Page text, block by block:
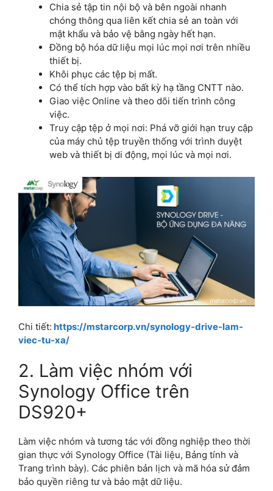
Chia sẻ tập tin nội bộ và bên ngoài nhanh
chóng thông qua liên kết chia sẻ an toàn với
mật khẩu và bảo vệ bằng ngày hết hạn.
Đồng bộ hóa dữ liệu mọi lúc mọi nơi trên nhiều
thiết bị.
Khôi phục các tệp bị mất.
Có thể tích hợp vào bất kỳ hạ tầng CNTT nào.
Giao việc Online và theo dõi tiến trình công
việc.
Truy cập tệp ở mọi nơi: Phá vỡ giới hạn truy cập
của máy chủ tệp truyền thống với trình duyệt
web và thiết bị di động, mọi lúc và mọi nơi.
Chi tiết: https://mstarcorp.vn/synology-drive-lam-
viec-tu-xa/
2. Làm việc nhóm với
Synology Office trên
DS920+
Làm việc nhóm và tương tác với đồng nghiệp theo thời
gian thực với Synology Office (Tài liệu, Bảng tính và
Trang trình bày). Các phiên bản lịch và mã hóa sử đảm
bảo quyền riêng tư và bảo mật dữ liệu.